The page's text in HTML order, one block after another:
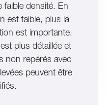
densité. En
est faible, plus la
est importante.
plus détaillée et
non repérés avec
peuvent être